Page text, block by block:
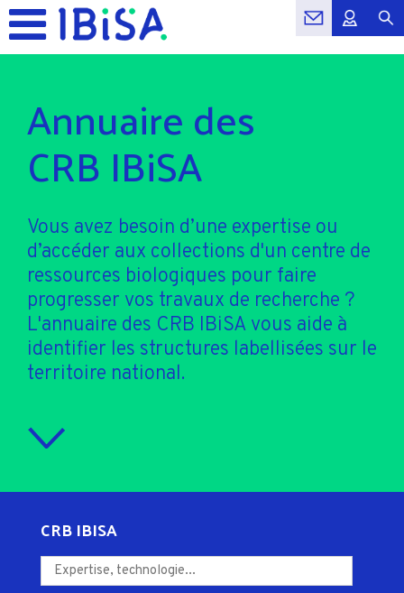
Annuaire des
CRB IBiSA
Vous avez besoin d’une expertise ou
d’accéder aux collections d'un centre de
ressources biologiques pour faire
progresser vos travaux de recherche ?
L'annuaire des CRB IBiSA vous aide à
identifier les structures labellisées sur le
territoire national.
CRB IBISA